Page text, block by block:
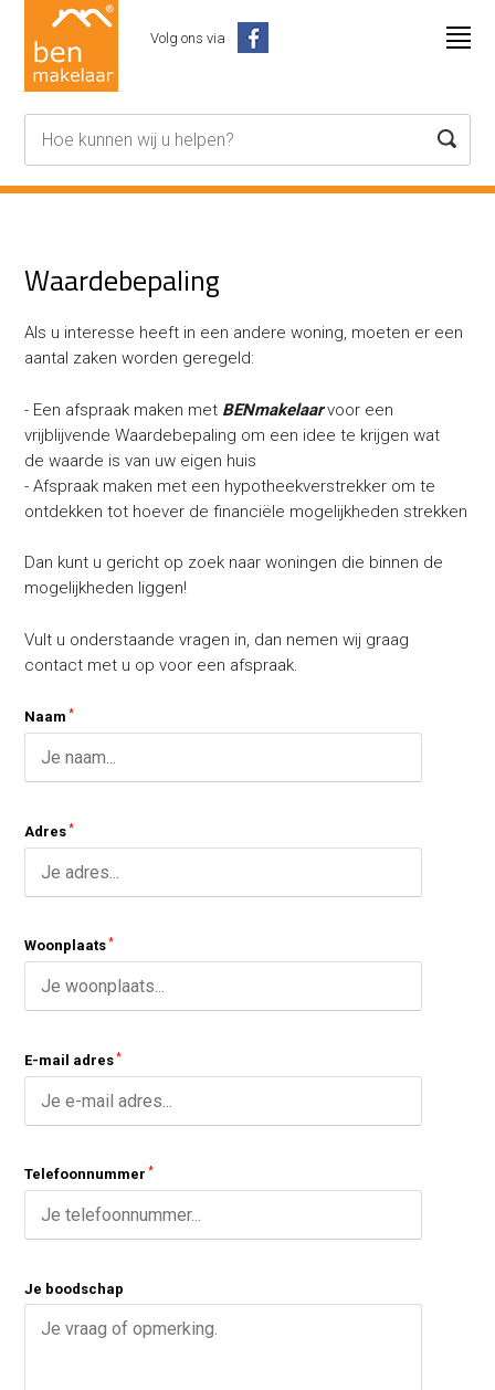
Volg ons via
Waardebepaling
Als u interesse heeft in een andere woning, moeten er een
aantal zaken worden geregeld:
- Een afspraak maken met BENmakelaarvoor een
vrijblijvende Waardebepaling om een idee te krijgen wat
de waarde is van uw eigen huis
- Afspraak maken met een hypotheekverstrekker om te
ontdekken tot hoever de financiële mogelijkheden strekken
Dan kunt u gericht op zoek naar woningen die binnen de
mogelijkheden liggen!
Vult u onderstaande vragen in, dan nemen wij graag
contact met u op voor een afspraak.
Naam
Adres
Woonplaats
E-mail adres
Telefoonnummer
Je boodschap